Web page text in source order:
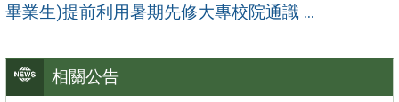
相關公告
畢業生)提前利用暑期先修大專校院通識 ...